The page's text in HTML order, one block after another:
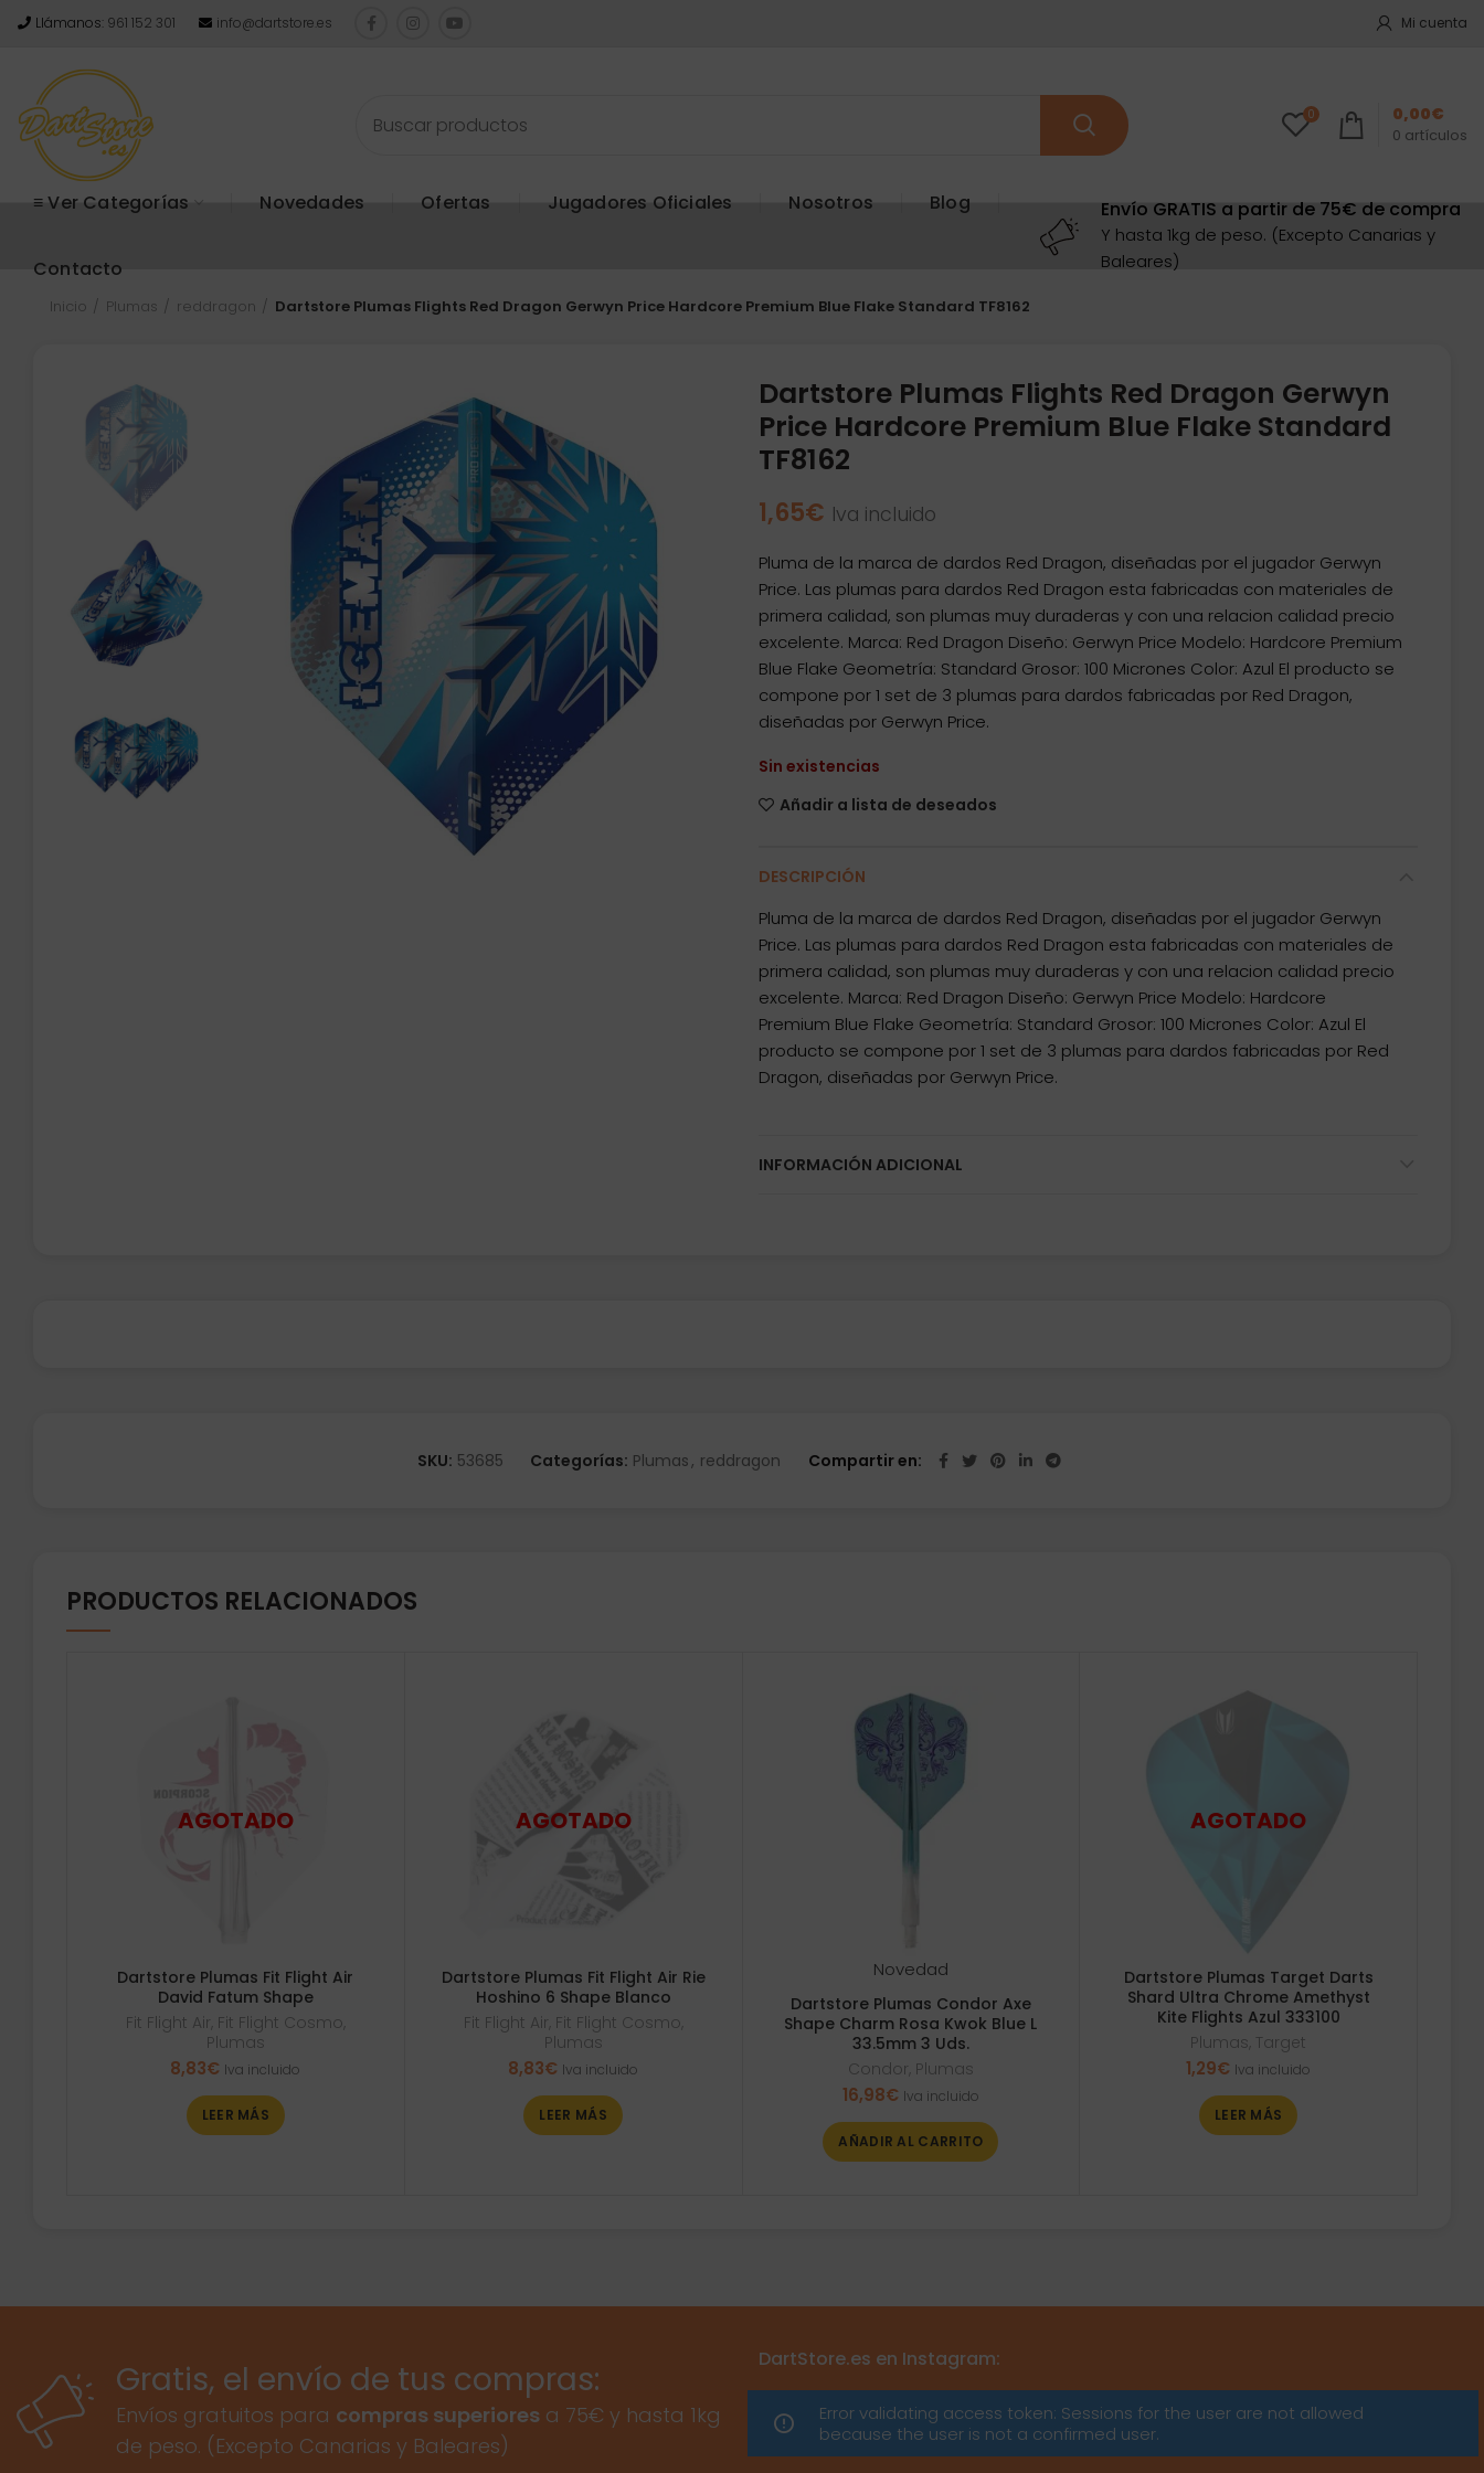
Llámanos: 961 152 301 info@dartstore.es Mi cuenta
0
0 artículos
0,00€
≡ Ver Categorías Novedades Ofertas Jugadores Oficiales Nosotros Blog
Contacto
Envío GRATIS a partir de 75€ de compra
Y hasta 1kg de peso. (Excepto Canarias y
Baleares)
Inicio Plumas reddragon Dartstore Plumas Flights Red Dragon Gerwyn Price Hardcore Premium Blue Flake Standard TF8162
Dartstore Plumas Flights Red Dragon Gerwyn
Price Hardcore Premium Blue Flake Standard
TF8162
1,65€ Iva incluido
Pluma de la marca de dardos Red Dragon, diseñadas por el jugador Gerwyn
Price. Las plumas para dardos Red Dragon esta fabricadas con materiales de
primera calidad, son plumas muy duraderas y con una relacion calidad precio
excelente. Marca: Red Dragon Diseño: Gerwyn Price Modelo: Hardcore Premium
Blue Flake Geometría: Standard Grosor: 100 Micrones Color: Azul El producto se
compone por 1 set de 3 plumas para dardos fabricadas por Red Dragon,
diseñadas por Gerwyn Price.
Sin existencias
Añadir a lista de deseados
DESCRIPCIÓN
Pluma de la marca de dardos Red Dragon, diseñadas por el jugador Gerwyn
Price. Las plumas para dardos Red Dragon esta fabricadas con materiales de
primera calidad, son plumas muy duraderas y con una relacion calidad precio
excelente. Marca: Red Dragon Diseño: Gerwyn Price Modelo: Hardcore
Premium Blue Flake Geometría: Standard Grosor: 100 Micrones Color: Azul El
producto se compone por 1 set de 3 plumas para dardos fabricadas por Red
Dragon, diseñadas por Gerwyn Price.
INFORMACIÓN ADICIONAL
SKU: 53685 Categorías: Plumas, reddragon Compartir en
PRODUCTOS RELACIONADOS
Dartstore Plumas Fit Flight Air
David Fatum Shape
Fit Flight Air , Fit Flight Cosmo,
Plumas
8,83€ Iva incluido
LEER MÁS
Dartstore Plumas Fit Flight Air Rie
Hoshino 6 Shape Blanco
Fit Flight Air , Fit Flight Cosmo,
Plumas
8,83€ Iva incluido
LEER MÁS
Novedad
Dartstore Plumas Condor Axe
Shape Charm Rosa Kwok Blue L
33.5mm 3 Uds.
Condor , Plumas
16,98€ Iva incluido
AÑADIR AL CARRITO
Dartstore Plumas Target Darts
Shard Ultra Chrome Amethyst
Kite Flights Azul 333100
Plumas, Target
1,29€ Iva incluido
LEER MÁS
Gratis, el envío de tus compras:
Envíos gratuitos para compras superiores a 75€ y hasta 1kg
de peso. (Excepto Canarias y Baleares)
DartStore.es en Instagram:
Error validating access token: Sessions for the user are not allowed
because the user is not a confirmed user.